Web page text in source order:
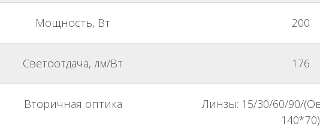
Мощность, Вт 200
Светоотдача, лм/Вт 176
Вторичная оптика
Линзы: 15/30/60/90/
140*70)